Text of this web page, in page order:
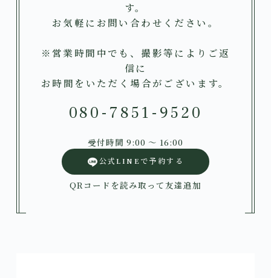
す。
お気軽にお問い合わせください。
※営業時間中でも、撮影等によりご返
信に
お時間をいただく場合がございます。
080-7851-9520
受付時間 9:00 〜 16:00
公式LINEで予約する
QRコードを読み取って友達追加